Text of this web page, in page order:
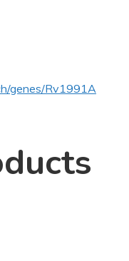
genes/Rv1991A